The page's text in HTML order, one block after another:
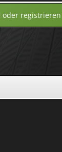
oder registrieren